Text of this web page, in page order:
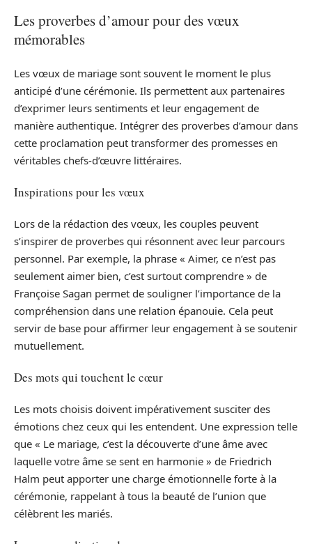
Les proverbes d’amour pour des vœux
mémorables
Les vœux de mariage sont souvent le moment le plus
anticipé d’une cérémonie. Ils permettent aux partenaires
d’exprimer leurs sentiments et leur engagement de
manière authentique. Intégrer des proverbes d’amour dans
cette proclamation peut transformer des promesses en
véritables chefs-d’œuvre littéraires.
Inspirations pour les vœux
Lors de la rédaction des vœux, les couples peuvent
s’inspirer de proverbes qui résonnent avec leur parcours
personnel. Par exemple, la phrase « Aimer, ce n’est pas
seulement aimer bien, c’est surtout comprendre » de
Françoise Sagan permet de souligner l’importance de la
compréhension dans une relation épanouie. Cela peut
servir de base pour affirmer leur engagement à se soutenir
mutuellement.
Des mots qui touchent le cœur
Les mots choisis doivent impérativement susciter des
émotions chez ceux qui les entendent. Une expression telle
que « Le mariage, c’est la découverte d’une âme avec
laquelle votre âme se sent en harmonie » de Friedrich
Halm peut apporter une charge émotionnelle forte à la
cérémonie, rappelant à tous la beauté de l’union que
célèbrent les mariés.